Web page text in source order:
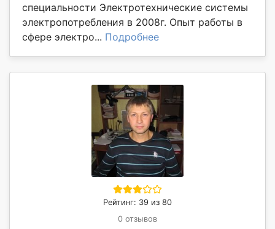
специальности Электротехнические системы
электропотребления в 2008г. Опыт работы в
сфере электро... Подробнее
Рейтинг: 39 из 80
0 отзывов